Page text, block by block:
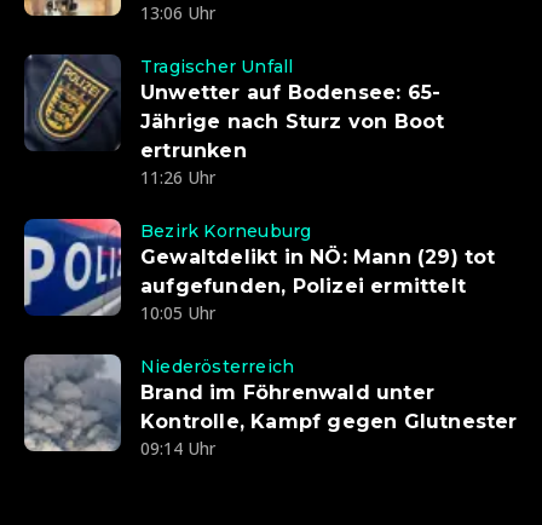
13:06 Uhr
Tragischer Unfall
Unwetter auf Bodensee: 65-
Jährige nach Sturz von Boot
ertrunken
11:26 Uhr
Bezirk Korneuburg
Gewaltdelikt in NÖ: Mann (29) tot
aufgefunden, Polizei ermittelt
10:05 Uhr
Niederösterreich
Brand im Föhrenwald unter
Kontrolle, Kampf gegen Glutnester
09:14 Uhr